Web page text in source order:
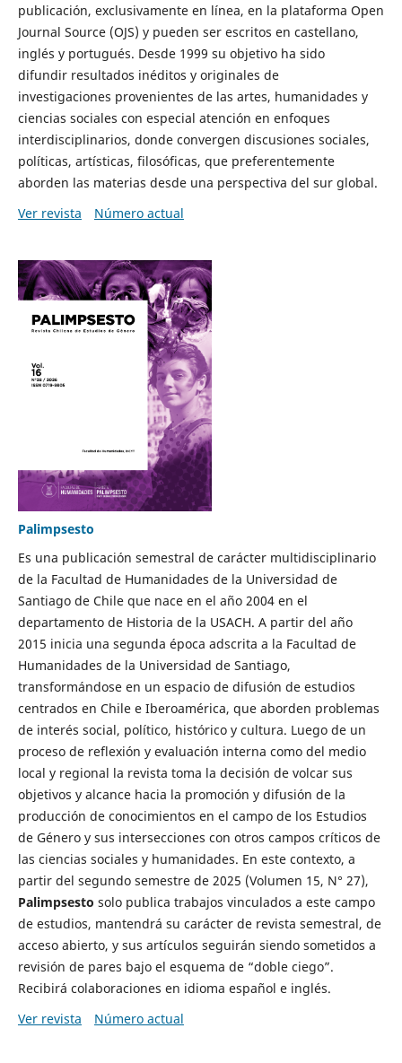
publicación, exclusivamente en línea, en la plataforma Open
Journal Source (OJS) y pueden ser escritos en castellano,
inglés y portugués. Desde 1999 su objetivo ha sido
difundir resultados inéditos y originales de
investigaciones provenientes de las artes, humanidades y
ciencias sociales con especial atención en enfoques
interdisciplinarios, donde convergen discusiones sociales,
políticas, artísticas, filosóficas, que preferentemente
aborden las materias desde una perspectiva del sur global.
Ver revista
Número actual
Palimpsesto
Es una publicación semestral de carácter multidisciplinario
de la Facultad de Humanidades de la Universidad de
Santiago de Chile que nace en el año 2004 en el
departamento de Historia de la USACH. A partir del año
2015 inicia una segunda época adscrita a la Facultad de
Humanidades de la Universidad de Santiago,
transformándose en un espacio de difusión de estudios
centrados en Chile e Iberoamérica, que aborden problemas
de interés social, político, histórico y cultura. Luego de un
proceso de reflexión y evaluación interna como del medio
local y regional la revista toma la decisión de volcar sus
objetivos y alcance hacia la promoción y difusión de la
producción de conocimientos en el campo de los Estudios
de Género y sus intersecciones con otros campos críticos de
las ciencias sociales y humanidades. En este contexto, a
partir del segundo semestre de 2025 (Volumen 15, N° 27),
Palimpsesto solo publica trabajos vinculados a este campo
de estudios, mantendrá su carácter de revista semestral, de
acceso abierto, y sus artículos seguirán siendo sometidos a
revisión de pares bajo el esquema de “doble ciego”.
Recibirá colaboraciones en idioma español e inglés.
Ver revista
Número actual